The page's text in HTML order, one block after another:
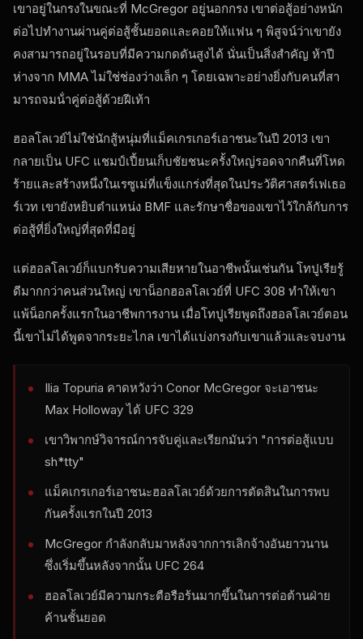
เขาอยู่ในกรงในขณะที่ McGregor อยู่นอกกรง เขาต่อสู้อย่างหนัก
ต่อไปทํางานผ่านคู่ต่อสู้ชั้นยอดและคอยให้แฟน ๆ พิสูจน์ว่าเขายัง
คงสามารถอยู่ในรอบที่มีความกดดันสูงได้ นั่นเป็นสิ่งสําคัญ ห้าปี
ห่างจาก MMA ไม่ใช่ช่องว่างเล็ก ๆ โดยเฉพาะอย่างยิ่งกับคนที่สา
มารถจมน้ําคู่ต่อสู้ด้วยฝีเท้า
ฮอลโลเวย์ไม่ใช่นักสู้หนุ่มที่แม็คเกรเกอร์เอาชนะในปี 2013 เขา
กลายเป็น UFC แชมป์เปี้ยนเก็บชัยชนะครั้งใหญ่รอดจากคืนที่โหด
ร้ายและสร้างหนึ่งในเรซูเม่ที่แข็งแกร่งที่สุดในประวัติศาสตร์เฟเธอ
ร์เวท เขายังหยิบตําแหน่ง BMF และรักษาชื่อของเขาไว้ใกล้กับการ
ต่อสู้ที่ยิ่งใหญ่ที่สุดที่มีอยู่
แต่ฮอลโลเวย์ก็แบกรับความเสียหายในอาชีพนั้นเช่นกัน โทปูเรียรู้
ดีมากกว่าคนส่วนใหญ่ เขาน็อกฮอลโลเวย์ที่ UFC 308 ทําให้เขา
แพ้น็อกครั้งแรกในอาชีพการงาน เมื่อโทปูเรียพูดถึงฮอลโลเวย์ตอน
นี้เขาไม่ได้พูดจากระยะไกล เขาได้แบ่งกรงกับเขาแล้วและจบงาน
Ilia Topuria คาดหวังว่า Conor McGregor จะเอาชนะ
Max Holloway ได้ UFC 329
เขาวิพากษ์วิจารณ์การจับคู่และเรียกมันว่า "การต่อสู้แบบ
sh*tty"
แม็คเกรเกอร์เอาชนะฮอลโลเวย์ด้วยการตัดสินในการพบ
กันครั้งแรกในปี 2013
McGregor กําลังกลับมาหลังจากการเลิกจ้างอันยาวนาน
ซึ่งเริ่มขึ้นหลังจากนั้น UFC 264
ฮอลโลเวย์มีความกระตือรือร้นมากขึ้นในการต่อต้านฝ่าย
ค้านชั้นยอด